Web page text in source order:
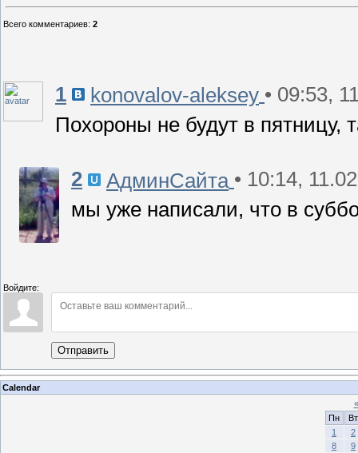
Всего комментариев: 2
1 konovalov-aleksey • 09:53,
Похороны не будут в пятницу,
2 АдминСайта • 10:14,
мы уже написали, что в
Войдите:
Отправить
Calendar
«
Пн
Вт
1
2
8
9